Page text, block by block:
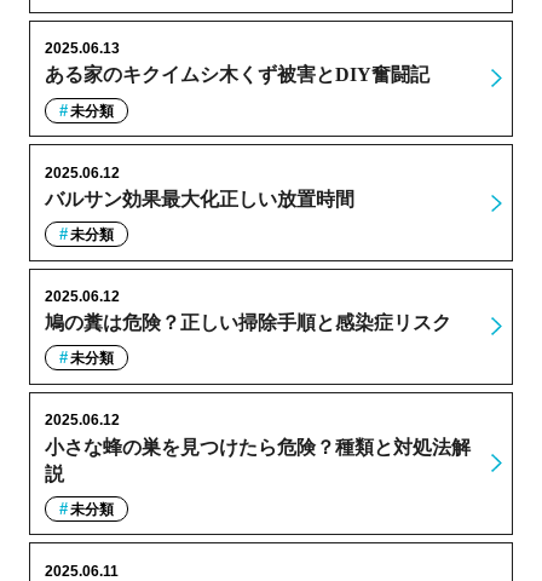
ある家のキクイムシ木くず被害とDIY奮闘記
2025.06.13
未分類
バルサン効果最大化正しい放置時間
2025.06.12
未分類
鳩の糞は危険？正しい掃除手順と感染症リスク
2025.06.12
未分類
小さな蜂の巣を見つけたら危険？種類と対処法解
説
2025.06.12
未分類
2025.06.11